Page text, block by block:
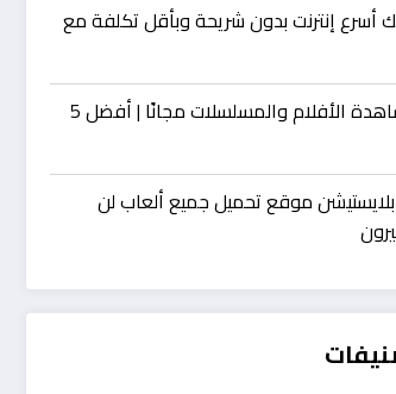
أسرع إنترنت بدون شريحة وبأقل تكلفة مع
تحميل ومشاهدة الأفلام والمسلسلات مجانًا | أفضل 5
موقع تحميل جميع ألعاب لن